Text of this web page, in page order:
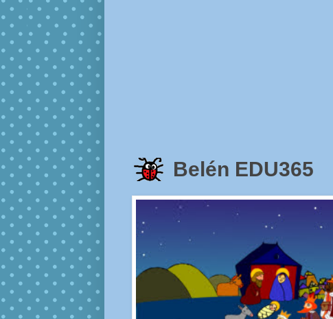
Belén EDU365